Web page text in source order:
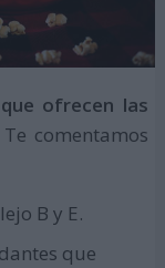
ofrecen las
Te comentamos
B y E.
que